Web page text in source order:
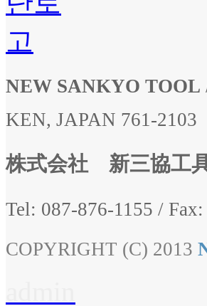
NEW SANKYO TOOL
KEN, JAPAN 761-2103
株式会社 新三協工
Tel: 087-876-1155 /
COPYRIGHT (C) 2013